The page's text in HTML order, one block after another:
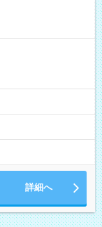
詳細へ